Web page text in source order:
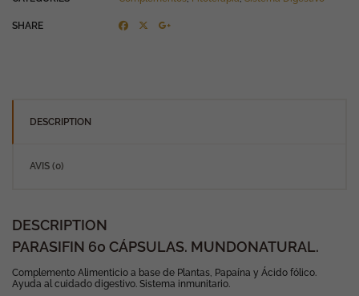
SHARE
DESCRIPTION
AVIS (0)
DESCRIPTION
PARASIFIN 60 CÁPSULAS. MUNDONATURAL.
Complemento Alimenticio a base de Plantas, Papaína y Ácido fólico.
Ayuda al cuidado digestivo. Sistema inmunitario.